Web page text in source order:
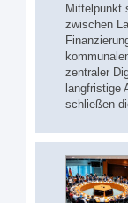
Mittelpunkt
zwischen
zentraler
langfristige
schließen